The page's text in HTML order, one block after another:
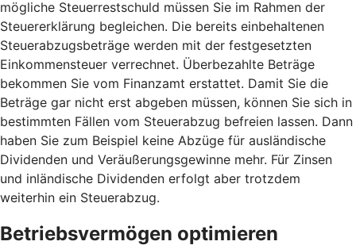
mögliche Steuerrestschuld müssen Sie im Rahmen der
Steuererklärung begleichen. Die bereits einbehaltenen
Steuerabzugsbeträge werden mit der festgesetzten
Einkommensteuer verrechnet. Überbezahlte Beträge
bekommen Sie vom Finanzamt erstattet. Damit Sie die
Beträge gar nicht erst abgeben müssen, können Sie sich in
bestimmten Fällen vom Steuerabzug befreien lassen. Dann
haben Sie zum Beispiel keine Abzüge für ausländische
Dividenden und Veräußerungsgewinne mehr. Für Zinsen
und inländische Dividenden erfolgt aber trotzdem
weiterhin ein Steuerabzug.
Betriebsvermögen optimieren